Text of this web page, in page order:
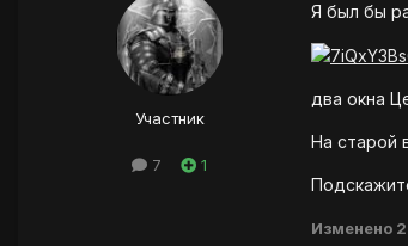
Участник
7 1
Я был бы
два окна
На старой
Изменено